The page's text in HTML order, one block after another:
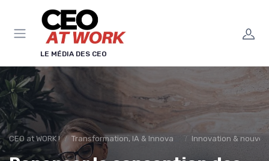
LE MÉDIA DES CEO
CEO at WORK ! Transformation, IA & Innovation Innovation &
Panneau de gestion des cookies